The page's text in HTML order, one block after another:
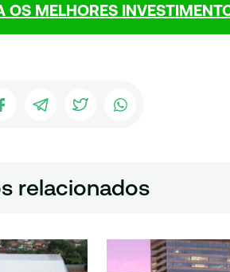
OS MELHORES
relacionados